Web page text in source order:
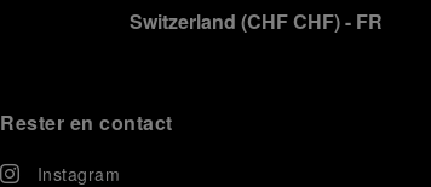
Switzerland (CHF CHF)- FR
Rester en contact
Instagram